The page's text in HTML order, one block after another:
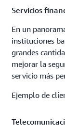
Servicios
En un
instituciones
grandes
mejorar la
servicio más
Ejemplo de